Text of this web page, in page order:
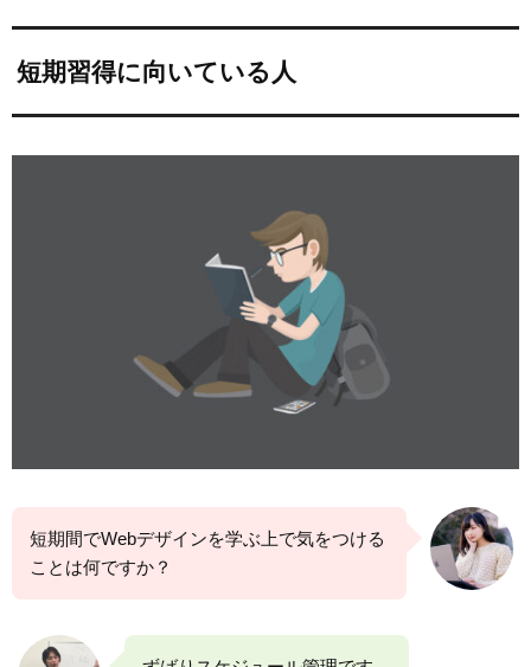
短期習得に向いている人
短期間でWebデザインを学ぶ上で気をつける
ことは何ですか？